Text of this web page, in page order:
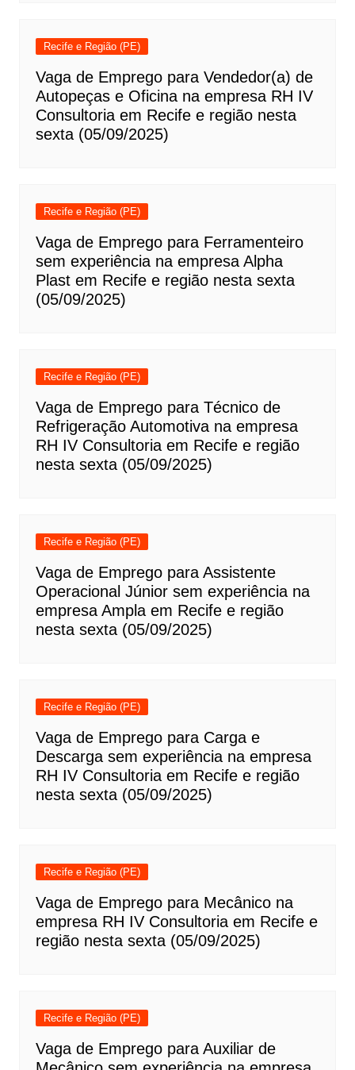
Recife e Região (PE)
Vaga de Emprego para Vendedor(a) de
Autopeças e Oficina na empresa RH IV
Consultoria em Recife e região nesta
sexta (05/09/2025)
Recife e Região (PE)
Vaga de Emprego para Ferramenteiro
sem experiência na empresa Alpha
Plast em Recife e região nesta sexta
(05/09/2025)
Recife e Região (PE)
Vaga de Emprego para Técnico de
Refrigeração Automotiva na empresa
RH IV Consultoria em Recife e região
nesta sexta (05/09/2025)
Recife e Região (PE)
Vaga de Emprego para Assistente
Operacional Júnior sem experiência na
empresa Ampla em Recife e região
nesta sexta (05/09/2025)
Recife e Região (PE)
Vaga de Emprego para Carga e
Descarga sem experiência na empresa
RH IV Consultoria em Recife e região
nesta sexta (05/09/2025)
Recife e Região (PE)
Vaga de Emprego para Mecânico na
empresa RH IV Consultoria em Recife e
região nesta sexta (05/09/2025)
Recife e Região (PE)
Vaga de Emprego para Auxiliar de